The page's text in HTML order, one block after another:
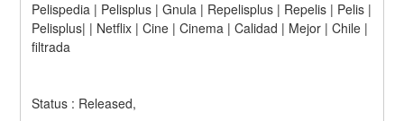
Pelispedia | Pelisplus | Gnula | Repelisplus | Repelis | Pelis |
Pelisplus| | Netflix | Cine | Cinema | Calidad | Mejor | Chile |
filtrada
Status : Released,